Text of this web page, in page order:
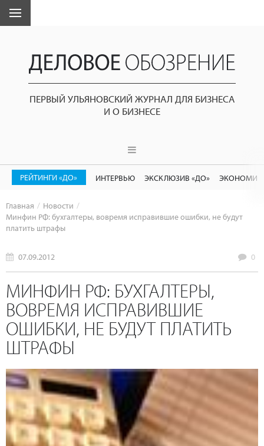
ПЕРВЫЙ УЛЬЯНОВСКИЙ ЖУРНАЛ ДЛЯ БИЗНЕСА
И О БИЗНЕСЕ
РЕЙТИНГИ «ДО» ИНТЕРВЬЮ ЭКСКЛЮЗИВ «ДО»
Главная
Новости
Минфин РФ: бухгалтеры, вовремя исправившие ошибки, не будут
платить штрафы
07.09.2012 0
МИНФИН РФ: БУХГАЛТЕРЫ,
ВОВРЕМЯ ИСПРАВИВШИЕ
ОШИБКИ, НЕ БУДУТ ПЛАТИТЬ
ШТРАФЫ